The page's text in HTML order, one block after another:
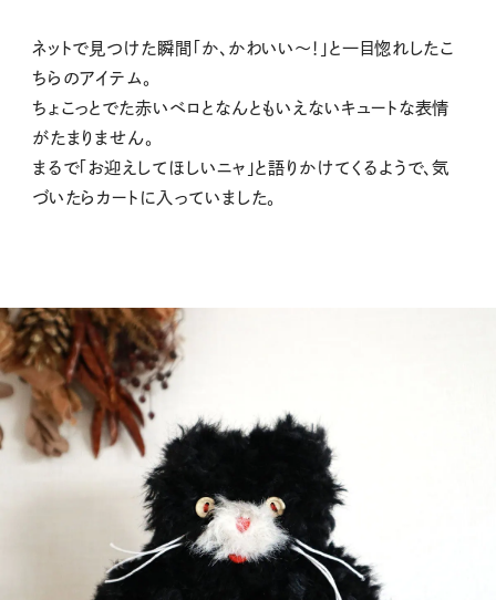
ネットで見つけた瞬間「か、かわいい〜！」と一目惚れしたこ
ちらのアイテム。
ちょこっとでた赤いベロとなんともいえないキュートな表情
がたまりません。
まるで「お迎えしてほしいニャ」と語りかけてくるようで、気
づいたらカートに入っていました。